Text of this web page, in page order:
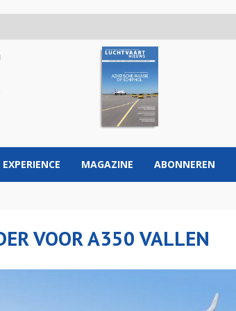
EXPERIENCE MAGAZINE ABONNEREN
VOOR A350 VALLEN